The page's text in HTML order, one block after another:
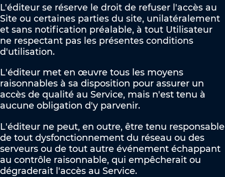
L'éditeur se réserve le droit de refuser l'accès au
Site ou certaines parties du site, unilatéralement
et sans notification préalable, à tout Utilisateur
ne respectant pas les présentes conditions
d'utilisation.
L'éditeur met en œuvre tous les moyens
raisonnables à sa disposition pour assurer un
accès de qualité au Service, mais n'est tenu à
aucune obligation d'y parvenir.
L'éditeur ne peut, en outre, être tenu responsable
de tout dysfonctionnement du réseau ou des
serveurs ou de tout autre événement échappant
au contrôle raisonnable, qui empêcherait ou
dégraderait l'accès au Service.